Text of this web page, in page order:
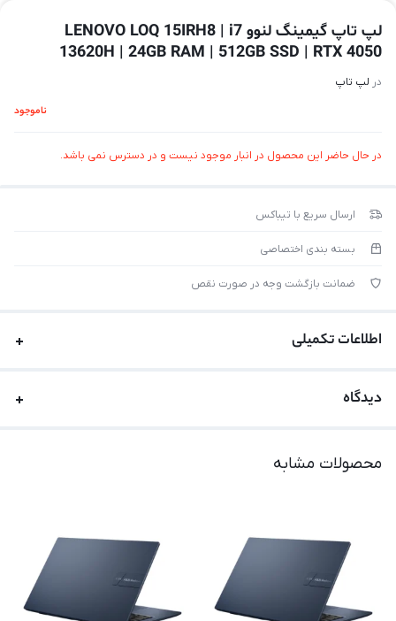
لپ تاپ گیمینگ لنوو LENOVO LOQ 15IRH8 | i7
13620H | 24GB RAM | 512GB SSD | RTX 4050
در لپ تاپ
ناموجود
در حال حاضر این محصول در انبار موجود نیست و در دسترس نمی باشد.
ارسال سریع با تیباکس
بسته بندی اختصاصی
ضمانت بازگشت وجه در صورت نقص
اطلاعات تکمیلی
دیدگاه
محصولات مشابه